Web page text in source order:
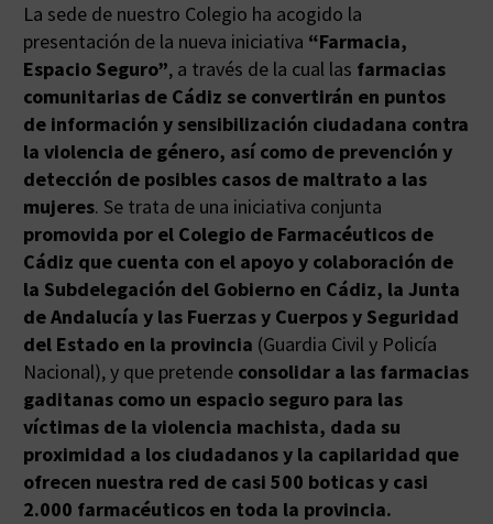
La sede de nuestro Colegio ha acogido la
presentación de la nueva iniciativa “Farmacia,
Espacio Seguro”, a través de la cual las farmacias
comunitarias de Cádiz se convertirán en puntos
de información y sensibilización ciudadana contra
la violencia de género, así como de prevención y
detección de posibles casos de maltrato a las
mujeres. Se trata de una iniciativa conjunta
promovida por el Colegio de Farmacéuticos de
Cádiz que cuenta con el apoyo y colaboración de
la Subdelegación del Gobierno en Cádiz, la Junta
de Andalucía y las Fuerzas y Cuerpos y Seguridad
del Estado en la provincia (Guardia Civil y Policía
Nacional), y que pretende consolidar a las farmacias
gaditanas como un espacio seguro para las
víctimas de la violencia machista, dada su
proximidad a los ciudadanos y la capilaridad que
ofrecen nuestra red de casi 500 boticas y casi
2.000 farmacéuticos en toda la provincia.